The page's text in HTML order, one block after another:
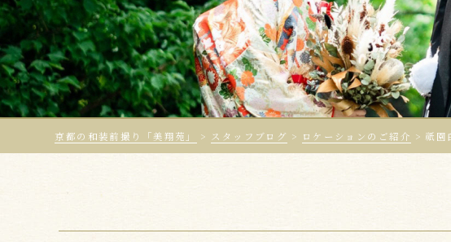
京都の和装前撮り「美翔苑」 > スタッフブログ > ロケーションのご紹介 > 祇園